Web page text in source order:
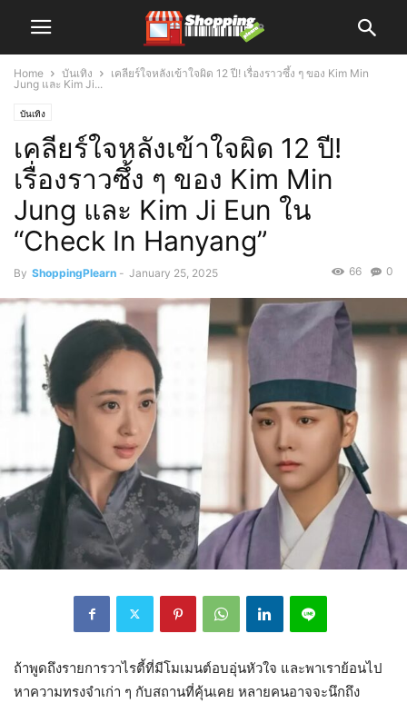
Home บันเทิง
เคลียร์ใจหลังเข้าใจผิด 12 ปี! เรื่องราวซึ้ง ๆ ของ Kim Min
Jung และ Kim Ji...
บันเทิง
เคลียร์ใจหลังเข้าใจผิด 12 ปี!
เรื่องราวซึ้ง ๆ ของ Kim Min
Jung และ Kim Ji Eun ใน
“Check In Hanyang”
By ShoppingPlearn - January 25, 2025 0
66
ถ้าพูดถึงรายการวาไรตี้ที่มีโมเมนต์อบอุ่นหัวใจ และพาเราย้อนไป
หาความทรงจำเก่า ๆ กับสถานที่คุ้นเคย หลายคนอาจจะนึกถึง